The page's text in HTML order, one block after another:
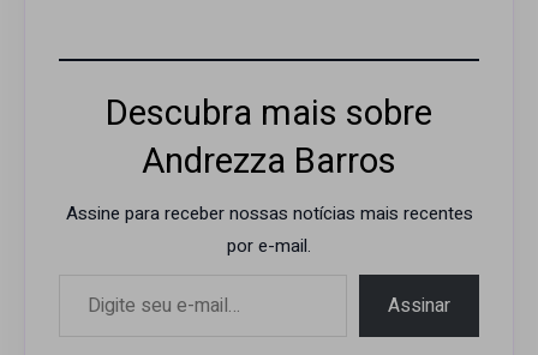
Descubra mais sobre
Andrezza Barros
Assine para receber nossas notícias mais recentes
por e-mail.
Assinar